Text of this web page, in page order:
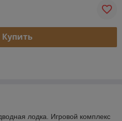
Купить
лодка. Игровой комплекс